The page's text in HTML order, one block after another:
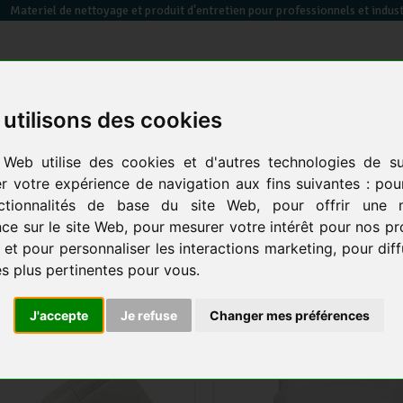
des cookies
utilise des cookies et d'autres technologies de
votre expérience de navigation aux fins suivantes :
de base du site Web, pour offrir une
sur le site Web, pour mesurer votre intérêt pour nos
et pour personnaliser les interactions marketing, pour
plus pertinentes pour vous.
J'accepte Je refuse Changer mes préférences
Materiel de nettoyage et produit d'entretien pour professionnels et
électrique
locaux
17 produits